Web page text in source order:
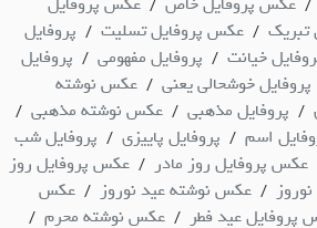
/
/
تبریک / عکس پروفایل تسلیت / پروفایل
خیانت / پروفایل مفهومی / پروفایل
پروفایل خوشحالی یعنی / عکس نوشته
/ پروفایل مذهبی / عکس نوشته مذهبی /
اسم / پروفایل پاییزی / پروفایل شب
عکس پروفایل روز مادر / عکس پروفایل روز
/ عکس نوشته عید نوروز / عکس
پروفایل عید فطر / عکس نوشته محرم /